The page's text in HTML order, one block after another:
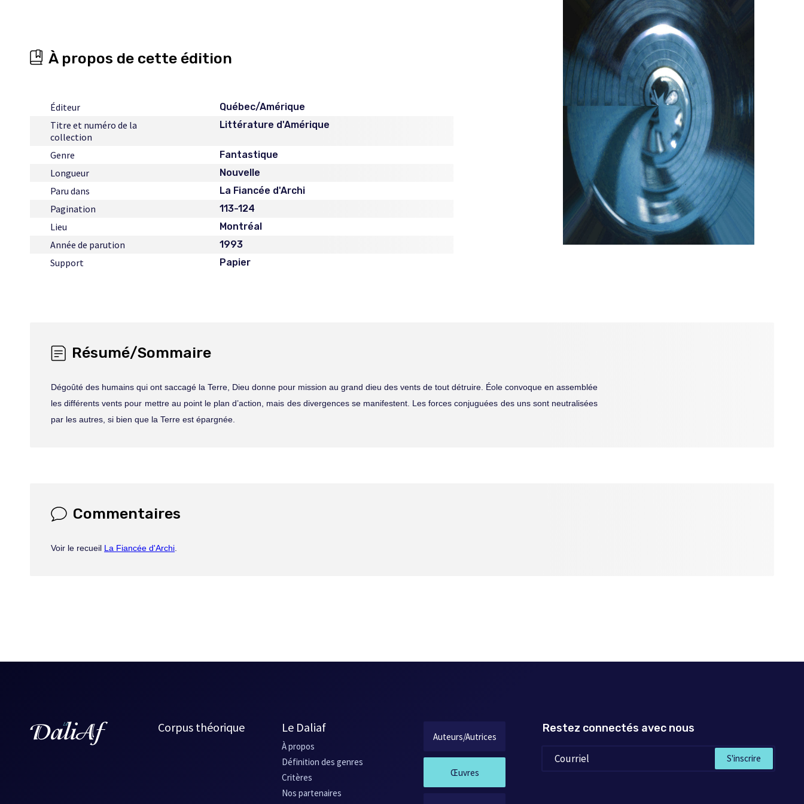
À propos de cette édition
Éditeur Québec/Amérique
Titre et numéro de la
collection
Littérature d'Amérique
Genre Fantastique
Longueur Nouvelle
Paru dans La Fiancée d'Archi
Pagination 113-124
Lieu Montréal
Année de parution 1993
Support Papier
Résumé/Sommaire
Dégoûté des humains qui ont saccagé la Terre, Dieu donne pour mission au grand dieu des vents de tout détruire. Éole convoque en assemblée
les différents vents pour mettre au point le plan d’action, mais des divergences se manifestent. Les forces conjuguées des uns sont neutralisées
par les autres, si bien que la Terre est épargnée.
Commentaires
Voir le recueil La Fiancée d'Archi
Corpus théorique Le Daliaf
À propos
Définition des genres
Critères
Nos partenaires
Auteurs/Autrices
Œuvres
Restez connectés avec nous
S'inscrire